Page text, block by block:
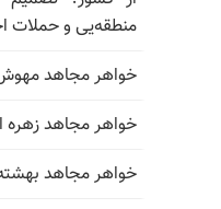
منطقه‌یی و حملات
خواهر مجاهد
خواهر مجاهد زهره
خواهر مجاهد